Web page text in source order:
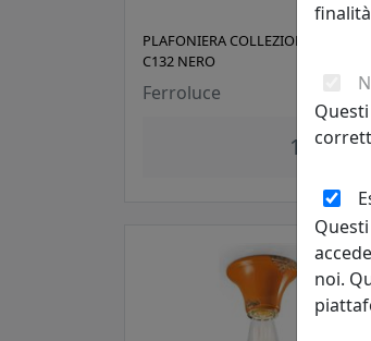
PLAFONIERA COLLEZIONE VINTAGE
C132 NERO
Ferroluce
131,00 €
noi.